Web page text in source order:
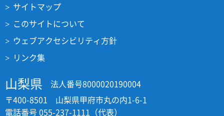
サイトマップ
このサイトについて
ウェブアクセシビリティ方針
リンク集
山梨県
法人番号8000020190004
〒400-8501 山梨県甲府市丸の内1-6-1
電話番号 055-237-1111（代表）